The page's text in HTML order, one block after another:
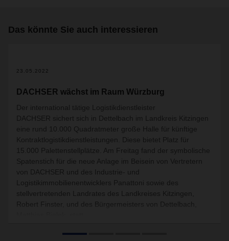
Das könnte Sie auch interessieren
23.05.2022
DACHSER wächst im Raum Würzburg
Der international tätige Logistikdienstleister
DACHSER sichert sich in Dettelbach im Landkreis Kitzingen
eine rund 10.000 Quadratmeter große Halle für künftige
Kontraktlogistikdienstleistungen. Diese bietet Platz für
15.000 Palettenstellplätze. Am Freitag fand der symbolische
Spatenstich für die neue Anlage im Beisein von Vertretern
von DACHSER und des Industrie- und
Logistikimmobilienentwicklers Panattoni sowie des
stellvertretenden Landrates des Landkreises Kitzingen,
Robert Finster, und des Bürgermeisters von Dettelbach,